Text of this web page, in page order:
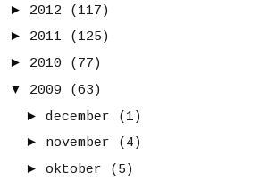
► 2012
(117)
► 2011
(125)
► 2010
(77)
▼
2009
(63)
► december
(1)
► november
(4)
► oktober
(5)